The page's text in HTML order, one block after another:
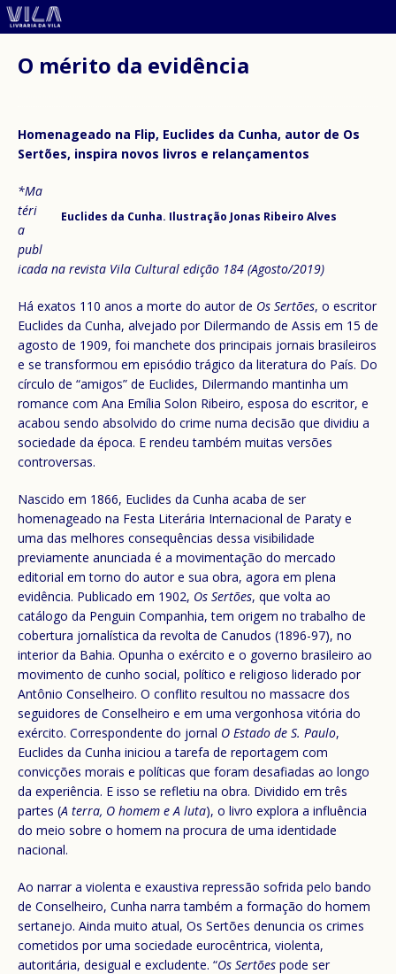
O mérito da evidência
Homenageado na Flip, Euclides da Cunha, autor de Os
Sertões, inspira novos livros e relançamentos
Euclides da Cunha. Ilustração Jonas Ribeiro Alves
*Ma
téri
a
publ
icada na revista Vila Cultural edição 184 (Agosto/2019)
Há exatos 110 anos a morte do autor de Os Sertões, o escritor
Euclides da Cunha, alvejado por Dilermando de Assis em 15 de
agosto de 1909, foi manchete dos principais jornais brasileiros
e se transformou em episódio trágico da literatura do País. Do
círculo de “amigos” de Euclides, Dilermando mantinha um
romance com Ana Emília Solon Ribeiro, esposa do escritor, e
acabou sendo absolvido do crime numa decisão que dividiu a
sociedade da época. E rendeu também muitas versões
controversas.
Nascido em 1866, Euclides da Cunha acaba de ser
homenageado na Festa Literária Internacional de Paraty e
uma das melhores consequências dessa visibilidade
previamente anunciada é a movimentação do mercado
editorial em torno do autor e sua obra, agora em plena
evidência. Publicado em 1902, Os Sertões, que volta ao
catálogo da Penguin Companhia, tem origem no trabalho de
cobertura jornalística da revolta de Canudos (1896-97), no
interior da Bahia. Opunha o exército e o governo brasileiro ao
movimento de cunho social, político e religioso liderado por
Antônio Conselheiro. O conflito resultou no massacre dos
seguidores de Conselheiro e em uma vergonhosa vitória do
exército. Correspondente do jornal O Estado de S. Paulo,
Euclides da Cunha iniciou a tarefa de reportagem com
convicções morais e políticas que foram desafiadas ao longo
da experiência. E isso se refletiu na obra. Dividido em três
partes (A terra, O homem e A luta), o livro explora a influência
do meio sobre o homem na procura de uma identidade
nacional.
Ao narrar a violenta e exaustiva repressão sofrida pelo bando
de Conselheiro, Cunha narra também a formação do homem
sertanejo. Ainda muito atual, Os Sertões denuncia os crimes
cometidos por uma sociedade eurocêntrica, violenta,
autoritária, desigual e excludente. “Os Sertões pode ser